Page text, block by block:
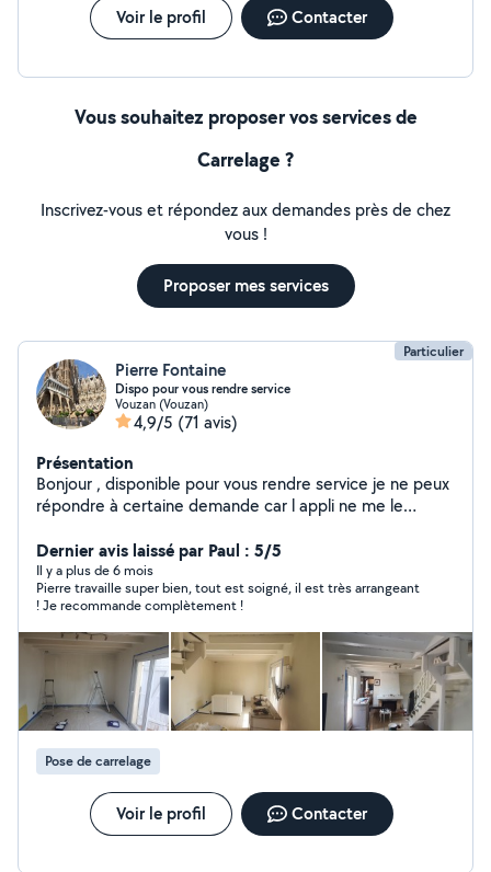
Voir le profil Contacter
Vous souhaitez proposer vos services de
Carrelage ?
Inscrivez-vous et répondez aux demandes près de chez
vous !
Proposer mes services
Particulier
Pierre Fontaine
Dispo pour vous rendre service
Vouzan (Vouzan)
4,9/5 (71 avis)
Présentation
Bonjour , disponible pour vous rendre service je ne peux
répondre à certaine demande car l appli ne me le
mais n hésiter pas à me contactez
Dernier avis laissé par Paul : 5/5
Il y a plus de 6 mois
Pierre travaille super bien, tout est soigné, il est très arrangeant
! Je recommande complètement !
Pose de carrelage
Voir le profil Contacter